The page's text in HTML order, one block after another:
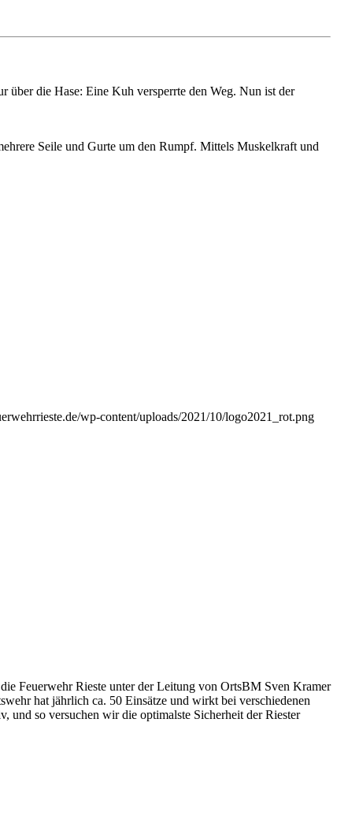
die Hase: Eine Kuh versperrte den Weg. Nun ist der
Seile und Gurte um den Rumpf. Mittels Muskelkraft und
wp-content/uploads/2021/10/logo2021_rot.png
Feuerwehr Rieste unter der Leitung von OrtsBM Sven Kramer
hat jährlich ca. 50 Einsätze und wirkt bei verschiedenen
und so versuchen wir die optimalste Sicherheit der Riester